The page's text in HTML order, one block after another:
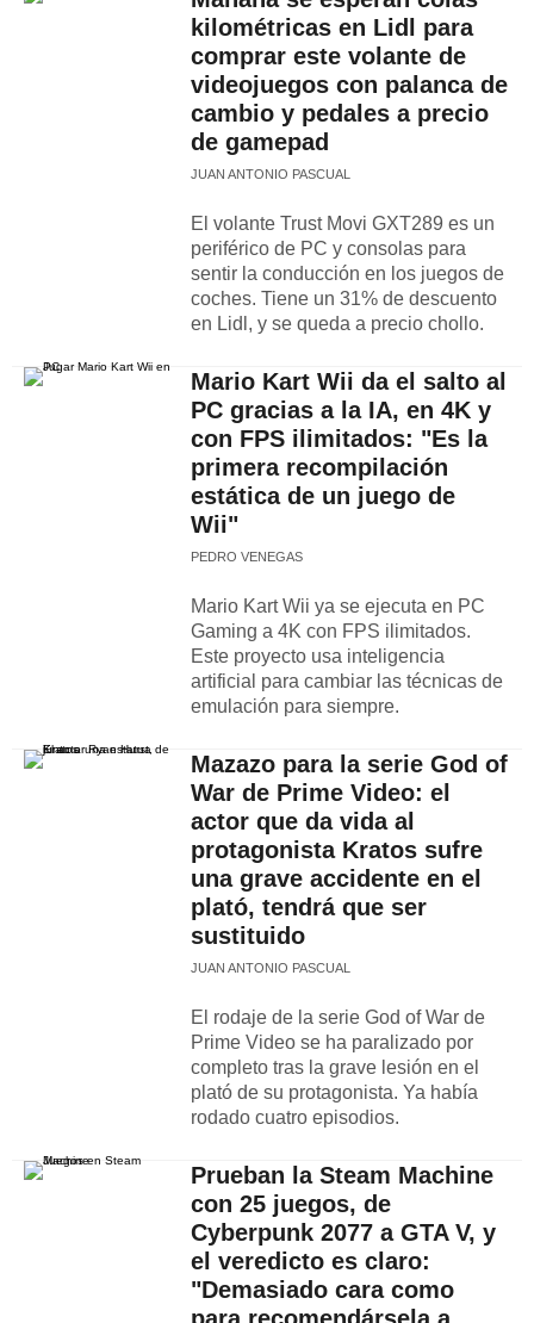
kilométricas en Lidl para
comprar este volante de
videojuegos con palanca de
cambio y pedales a precio
de gamepad
JUAN ANTONIO PASCUAL
El volante Trust Movi GXT289 es un
periférico de PC y consolas para
sentir la conducción en los juegos de
coches. Tiene un 31% de descuento
en Lidl, y se queda a precio chollo.
Mario Kart Wii da el salto al
PC gracias a la IA, en 4K y
con FPS ilimitados: "Es la
primera recompilación
estática de un juego de
Wii"
PEDRO VENEGAS
Mario Kart Wii ya se ejecuta en PC
Gaming a 4K con FPS ilimitados.
Este proyecto usa inteligencia
artificial para cambiar las técnicas de
emulación para siempre.
Mazazo para la serie God of
War de Prime Video: el
actor que da vida al
protagonista Kratos sufre
una grave accidente en el
plató, tendrá que ser
sustituido
JUAN ANTONIO PASCUAL
El rodaje de la serie God of War de
Prime Video se ha paralizado por
completo tras la grave lesión en el
plató de su protagonista. Ya había
rodado cuatro episodios.
Prueban la Steam Machine
con 25 juegos, de
Cyberpunk 2077 a GTA V, y
el veredicto es claro:
"Demasiado cara como